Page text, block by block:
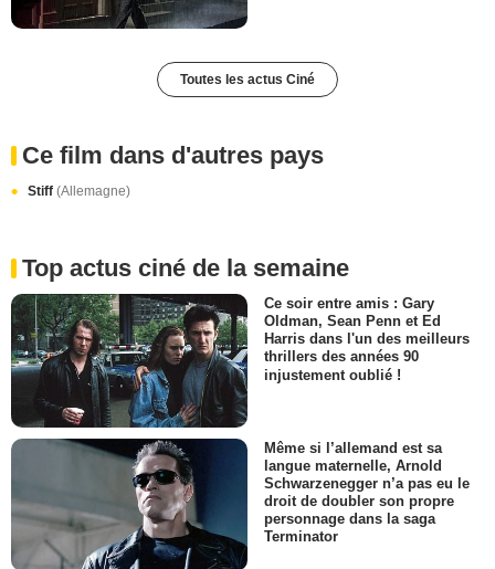
Toutes les actus Ciné
Ce film dans d'autres pays
Stiff (Allemagne)
Top actus ciné de la semaine
Ce soir entre amis : Gary
Oldman, Sean Penn et Ed
Harris dans l'un des meilleurs
thrillers des années 90
injustement oublié !
Même si l’allemand est sa
langue maternelle, Arnold
Schwarzenegger n’a pas eu le
droit de doubler son propre
personnage dans la saga
Terminator